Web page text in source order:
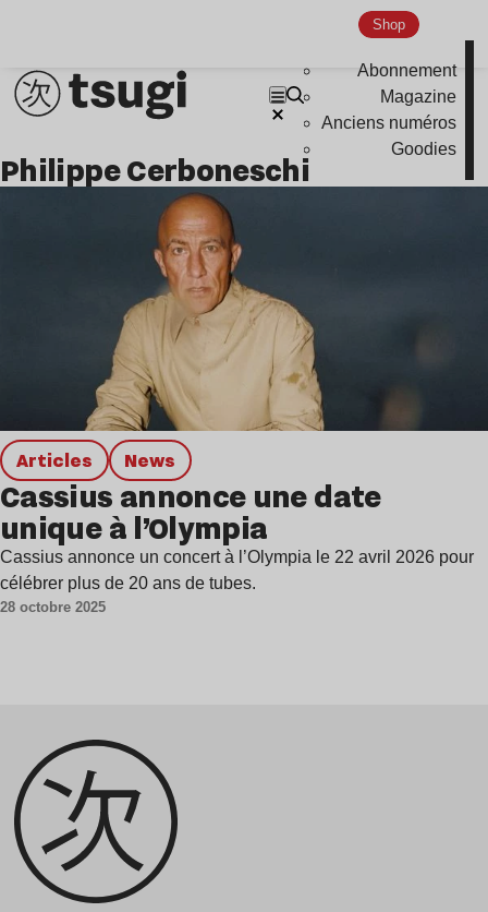
Shop
Abonnement
Magazine
Anciens numéros
Goodies
Nu Jazz
Philippe Cerboneschi
Articles news
Cassius annonce une date
unique à l’Olympia
Cassius annonce un concert à l’Olympia le 22 avril 2026 pour
célébrer plus de 20 ans de tubes.
28 octobre 2025